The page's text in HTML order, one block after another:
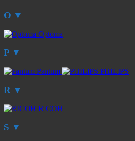
O ▼
Optoma
P ▼
Pantum PHILIPS
R ▼
RICOH
S ▼